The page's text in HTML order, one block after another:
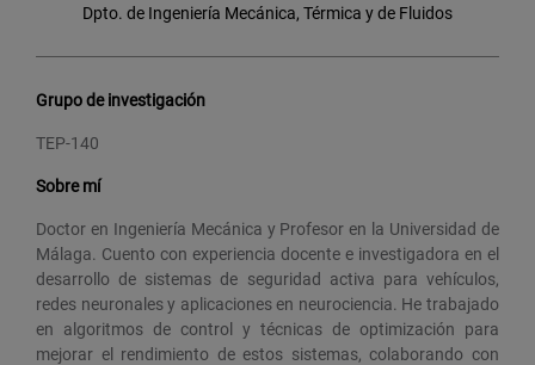
Dpto. de Ingeniería Mecánica, Térmica y de Fluidos
Grupo de investigación
TEP-140
Sobre mí
Doctor en Ingeniería Mecánica y Profesor en la Universidad de
Málaga. Cuento con experiencia docente e investigadora en el
desarrollo de sistemas de seguridad activa para vehículos,
redes neuronales y aplicaciones en neurociencia. He trabajado
en algoritmos de control y técnicas de optimización para
mejorar el rendimiento de estos sistemas, colaborando con